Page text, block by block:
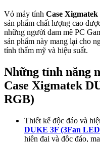
Vỏ máy tính Case
sản phẩm chất lượng cao
những người đam mê PC
sản phẩm này mang lại cho
tính thẩm mỹ và hiệu suất.
Những tính năng
Case Xigmatek
RGB)
Thiết kế độc đáo và
DUKE 3F (3Fan
hiện đại và độc đáo,